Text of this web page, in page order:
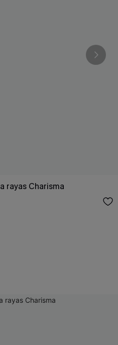
rayas Charisma